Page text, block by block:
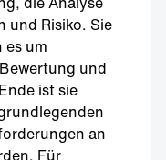
und Risiko. Sie
es um
und
ist sie
an
Für